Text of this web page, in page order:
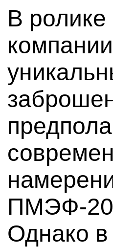
В
ПМЭФ-
Однако